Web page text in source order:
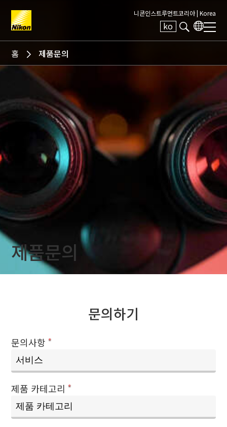
니콘인스트루먼트코리아 | Korea
ko
Search keyword(s)
홈 제품문의
제품문의
문의하기
문의사항*
제품 카테고리*